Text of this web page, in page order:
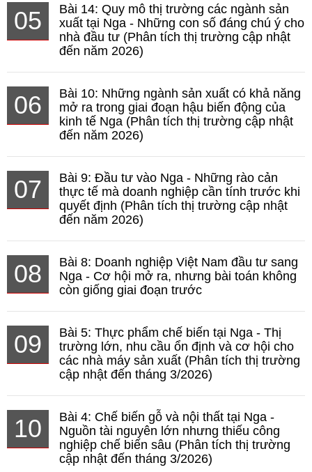
05
Bài 14: Quy mô thị trường các ngành sản
xuất tại Nga - Những con số đáng chú ý cho
nhà đầu tư (Phân tích thị trường cập nhật
đến năm 2026)
06
Bài 10: Những ngành sản xuất có khả năng
mở ra trong giai đoạn hậu biến động của
kinh tế Nga (Phân tích thị trường cập nhật
đến năm 2026)
07
Bài 9: Đầu tư vào Nga - Những rào cản
thực tế mà doanh nghiệp cần tính trước khi
quyết định (Phân tích thị trường cập nhật
đến năm 2026)
08
Bài 8: Doanh nghiệp Việt Nam đầu tư sang
Nga - Cơ hội mở ra, nhưng bài toán không
còn giống giai đoạn trước
09
Bài 5: Thực phẩm chế biến tại Nga - Thị
trường lớn, nhu cầu ổn định và cơ hội cho
các nhà máy sản xuất (Phân tích thị trường
cập nhật đến tháng 3/2026)
10
Bài 4: Chế biến gỗ và nội thất tại Nga -
Nguồn tài nguyên lớn nhưng thiếu công
nghiệp chế biến sâu (Phân tích thị trường
cập nhật đến tháng 3/2026)